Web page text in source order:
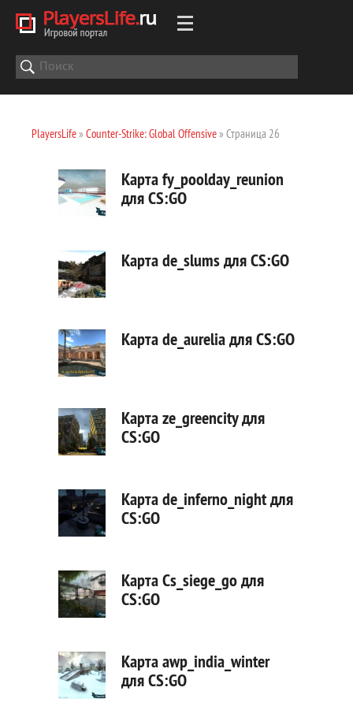
PlayersLife» Counter-Strike: Global Offensive» Страница 26
Карта fy_poolday_reunion
для CS:GO
Карта de_slums для CS:GO
Карта de_aurelia для CS:GO
Карта ze_greencity для
CS:GO
Карта de_inferno_night для
CS:GO
Карта Cs_siege_go для
CS:GO
Карта awp_india_winter
для CS:GO